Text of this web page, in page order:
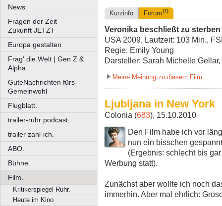
News.
Fragen der Zeit
Zukunft JETZT
Europa gestalten
Frag' die Welt | Gen Z &
Alpha
GuteNachrichten fürs
Gemeinwohl
Flugblatt.
trailer-ruhr podcast.
trailer zahl-ich.
ABO.
Bühne.
Film.
Kritikerspiegel Ruhr.
Heute im Kino
Kurzinfo Forum (1)
Veronika beschließt zu sterben
USA 2009, Laufzeit: 103 Min.,
Regie: Emily Young
Darsteller: Sarah Michelle
Meine Meinung zu diesem Film
Ljubljana in New York
Colonia (683), 15.10.2010
Den Film habe ich vor
nun ein bisschen
(Ergebnis: schlecht bis
Werbung statt).
Zunächst aber wollte ich noch
immerhin. Aber mal ehrlich: